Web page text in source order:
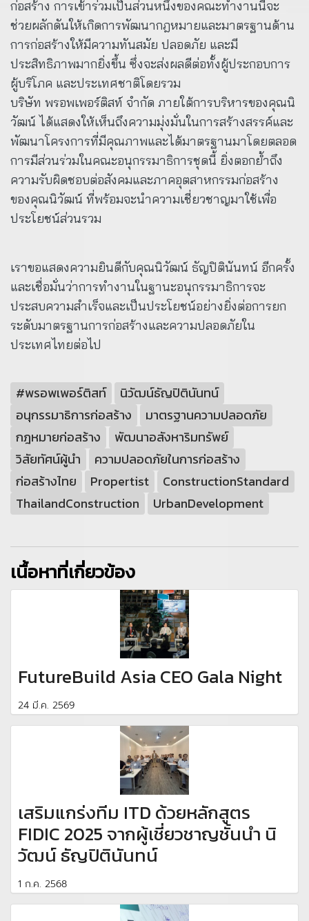
ก่อสร้าง การเข้าร่วมเป็นส่วนหนึ่งของคณะทำงานนี้จะ
ช่วยผลักดันให้เกิดการพัฒนากฎหมายและมาตรฐานด้าน
การก่อสร้างให้มีความทันสมัย ปลอดภัย และมี
ประสิทธิภาพมากยิ่งขึ้น ซึ่งจะส่งผลดีต่อทั้งผู้ประกอบการ
ผู้บริโภค และประเทศชาติโดยรวม
บริษัท พรอพเพอร์ติสท์ จำกัด ภายใต้การบริหารของคุณนิ
วัฒน์ ได้แสดงให้เห็นถึงความมุ่งมั่นในการสร้างสรรค์และ
พัฒนาโครงการที่มีคุณภาพและได้มาตรฐานมาโดยตลอด
การมีส่วนร่วมในคณะอนุกรรมาธิการชุดนี้ ยิ่งตอกย้ำถึง
ความรับผิดชอบต่อสังคมและภาคอุตสาหกรรมก่อสร้าง
ของคุณนิวัฒน์ ที่พร้อมจะนำความเชี่ยวชาญมาใช้เพื่อ
ประโยชน์ส่วนรวม
เราขอแสดงความยินดีกับคุณนิวัฒน์ ธัญปิตินันทน์ อีกครั้ง
และเชื่อมั่นว่าการทำงานในฐานะอนุกรรมาธิการจะ
ประสบความสำเร็จและเป็นประโยชน์อย่างยิ่งต่อการยก
ระดับมาตรฐานการก่อสร้างและความปลอดภัยใน
ประเทศไทยต่อไป
#พรอพเพอร์ติสท์
นิวัฒน์ธัญปิตินันทน์
อนุกรรมาธิการก่อสร้าง
มาตรฐานความปลอดภัย
กฎหมายก่อสร้าง
พัฒนาอสังหาริมทรัพย์
วิสัยทัศน์ผู้นำ
ความปลอดภัยในการก่อสร้าง
ก่อสร้างไทย
Propertist
ConstructionStandard
ThailandConstruction
UrbanDevelopment
เนื้อหาที่เกี่ยวข้อง
FutureBuild Asia CEO Gala Night
24 มี.ค. 2569
เสริมแกร่งทีม ITD ด้วยหลักสูตร
FIDIC 2025 จากผู้เชี่ยวชาญชั้นนำ นิ
วัฒน์ ธัญปิตินันทน์
1 ก.ค. 2568